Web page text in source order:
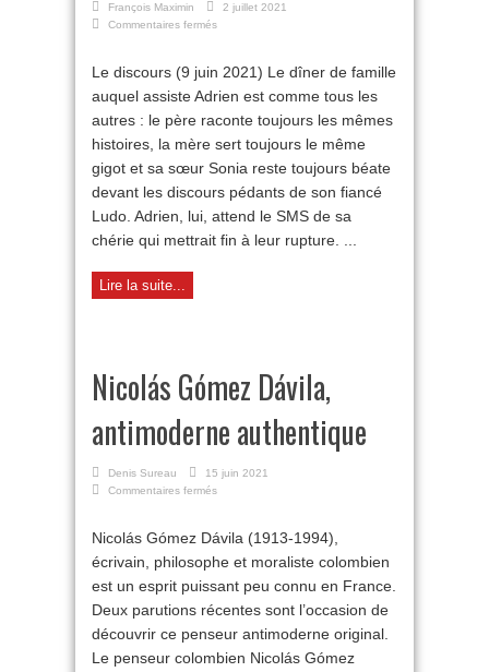
François Maximin
2 juillet 2021
Commentaires fermés
2021
Le discours (9 juin 2021) Le dîner de famille
auquel assiste Adrien est comme tous les
autres : le père raconte toujours les mêmes
histoires, la mère sert toujours le même
gigot et sa sœur Sonia reste toujours béate
devant les discours pédants de son fiancé
Ludo. Adrien, lui, attend le SMS de sa
chérie qui mettrait fin à leur rupture. ...
Lire la suite...
Nicolás Gómez Dávila,
antimoderne authentique
Denis Sureau
15 juin 2021
Commentaires fermés
Dávila,
antimoderne
Nicolás Gómez Dávila (1913-1994),
écrivain, philosophe et moraliste colombien
est un esprit puissant peu connu en France.
Deux parutions récentes sont l’occasion de
découvrir ce penseur antimoderne original.
Le penseur colombien Nicolás Gómez